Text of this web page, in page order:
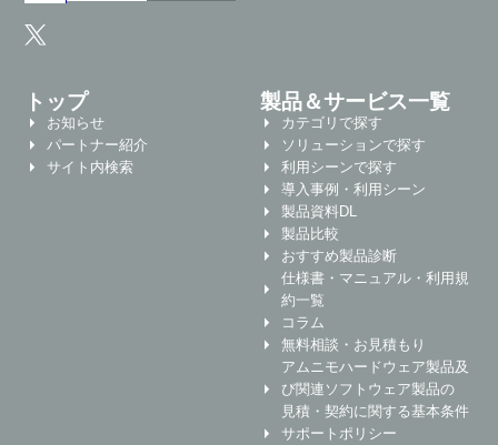
トップ
お知らせ
パートナー紹介
サイト内検索
製品＆サービス一覧
カテゴリで探す
ソリューションで探す
利用シーンで探す
導入事例・利用シーン
製品資料DL
製品比較
おすすめ製品診断
仕様書・マニュアル・利用規
約一覧
コラム
無料相談・お見積もり
アムニモハードウェア製品及
び関連ソフトウェア製品の
見積・契約に関する基本条件
サポートポリシー